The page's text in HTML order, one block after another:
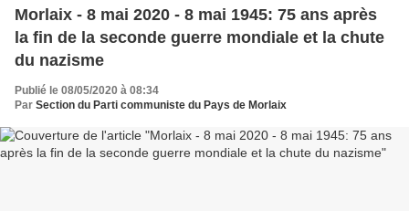
Morlaix - 8 mai 2020 - 8 mai 1945: 75 ans après
la fin de la seconde guerre mondiale et la chute
du nazisme
Publié le 08/05/2020 à 08:34
Par Section du Parti communiste du Pays de Morlaix